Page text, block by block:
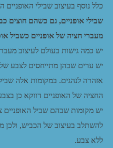
כלל נוסף בעיצוב שבילי האופניים
שבילי אופניים, גם כשהם חוצים
מעברי חציה של אופניים כשביל
יש כמה גישות בעולם לעיצוב
יש ערים שבהן מתייחסים לצבע
אזהרה לנהגים. במקומות אלה
החציה של האופניים דווקא כן
יש מקומות שבהם שביל האופניים
להשתלב בעיצוב של הכביש, ולכן
ללא צבע.